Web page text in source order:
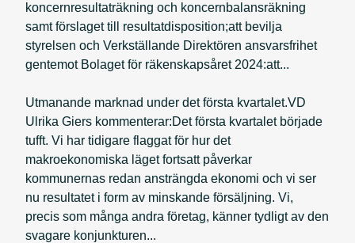
koncernresultaträkning och koncernbalansräkning
samt förslaget till resultatdisposition;att bevilja
styrelsen och Verkställande Direktören ansvarsfrihet
gentemot Bolaget för räkenskapsåret 2024:att...
Utmanande marknad under det första kvartalet.VD
Ulrika Giers kommenterar:Det första kvartalet började
tufft. Vi har tidigare flaggat för hur det
makroekonomiska läget fortsatt påverkar
kommunernas redan ansträngda ekonomi och vi ser
nu resultatet i form av minskande försäljning. Vi,
precis som många andra företag, känner tydligt av den
svagare konjunkturen...